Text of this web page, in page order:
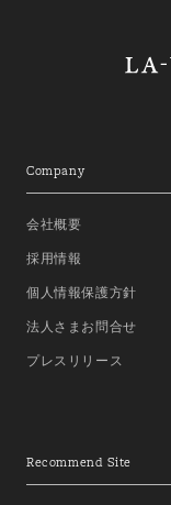
Company
会社概要
採用情報
個人情報保護方針
法人さまお問合せ
プレスリリース
Recommend Site